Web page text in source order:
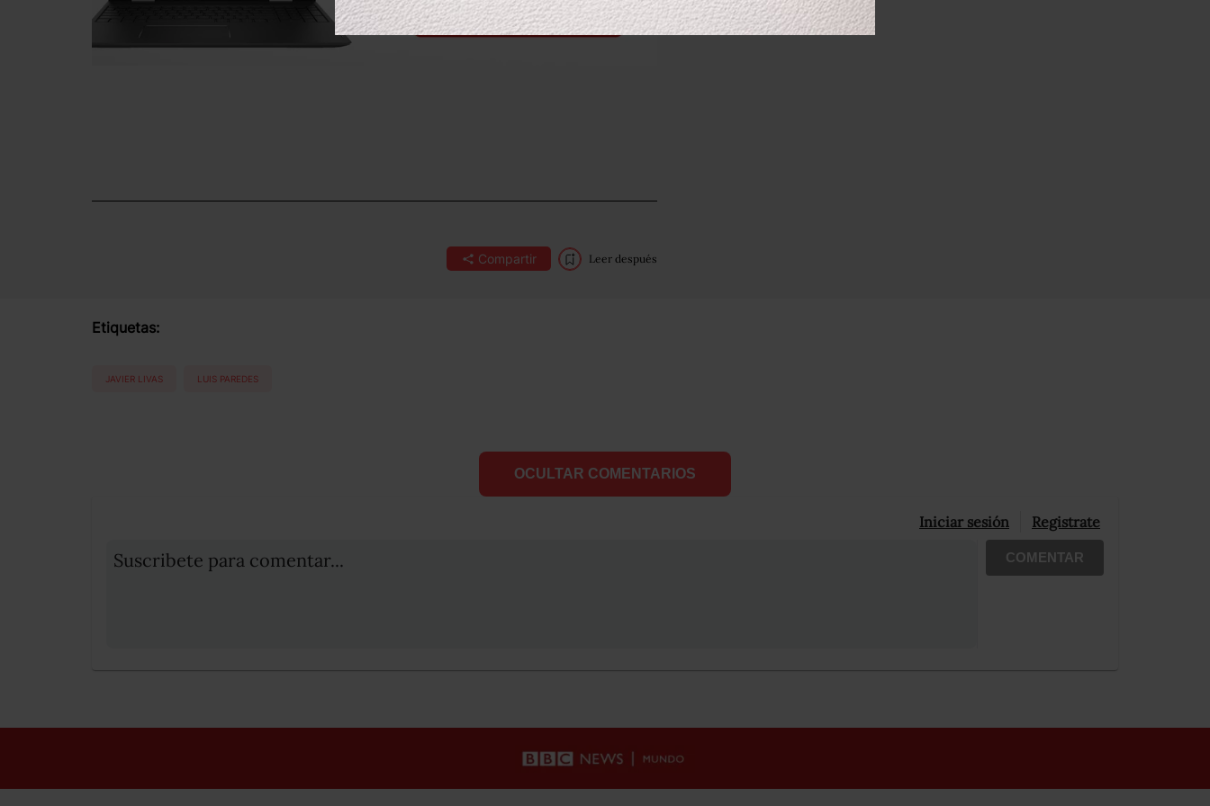
Compartir Leer después
Etiquetas:
JAVIER LIVAS LUIS PAREDES
OCULTAR COMENTARIOS
Iniciar sesión Registrate
Suscribete para comentar... COMENTAR